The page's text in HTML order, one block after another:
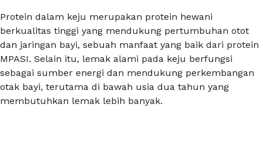
Protein dalam keju merupakan protein hewani
berkualitas tinggi yang mendukung pertumbuhan otot
dan jaringan bayi, sebuah manfaat yang baik dari protein
MPASI. Selain itu, lemak alami pada keju berfungsi
sebagai sumber energi dan mendukung perkembangan
otak bayi, terutama di bawah usia dua tahun yang
membutuhkan lemak lebih banyak.